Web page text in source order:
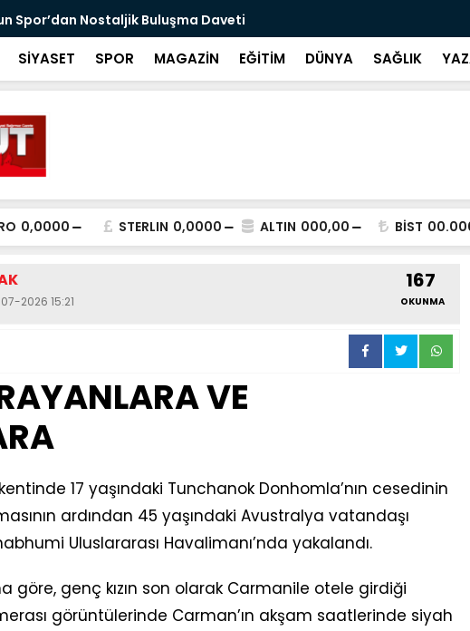
Spor’dan Nostaljik Buluşma Daveti Dim,
SİYASET SPOR MAGAZİN EĞİTİM DÜNYA SAĞLIK
0,0000 STERLIN 0,0000 ALTIN 000,00 BİST
2026 15:21
167
OKUNMA
VE
17 yaşındaki Tunchanok Donhomla’nın cesedinin
ardından 45 yaşındaki Avustralya vatandaşı
Uluslararası Havalimanı’nda yakalandı.
göre, genç kızın son olarak Carmanile otele girdiği
görüntülerinde Carman’ın akşam saatlerinde siyah